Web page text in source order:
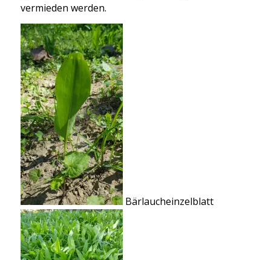
vermieden werden.
Bärlaucheinzelblatt